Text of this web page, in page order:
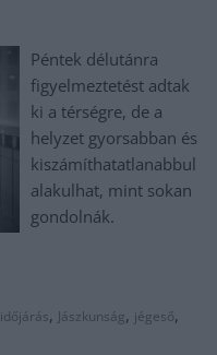
Péntek délutánra
figyelmeztetést adtak
ki a térségre, de a
helyzet gyorsabban és
kiszámíthatatlanabbul
alakulhat, mint sokan
gondolnák.
időjárás, Jászkunság, jégeső,